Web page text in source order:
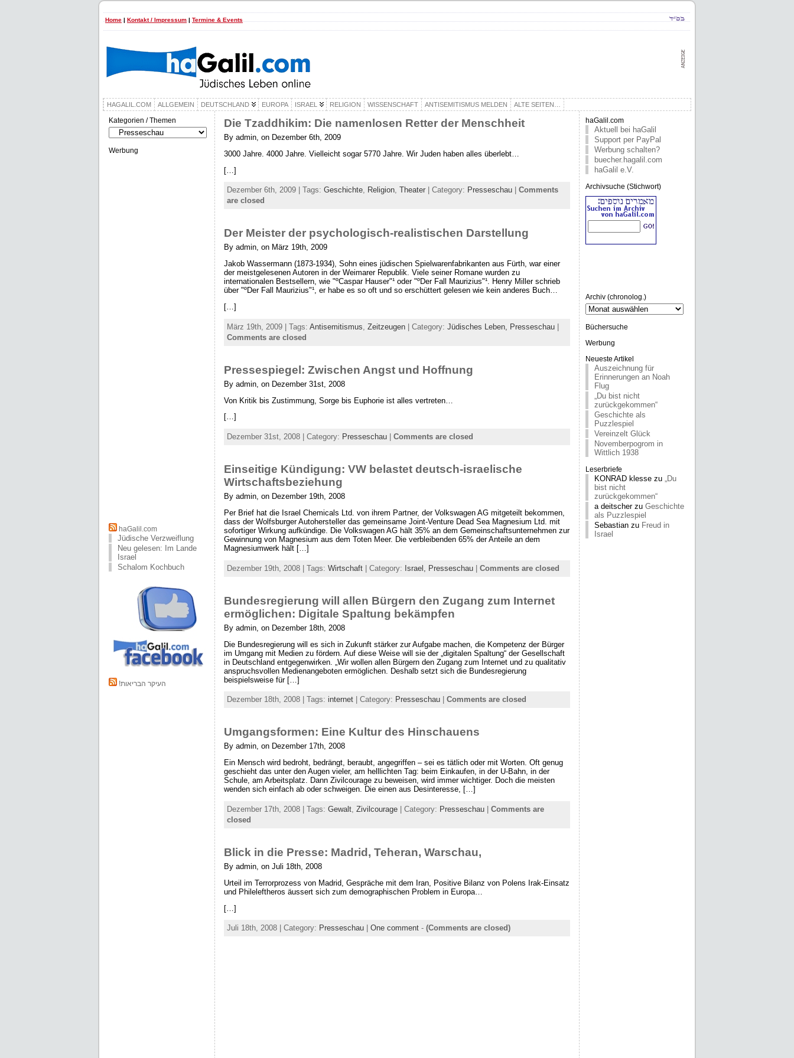
Home | Kontakt / Impressum | Termine & Events
HAGALIL.COM ALLGEMEIN DEUTSCHLAND EUROPA ISRAEL RELIGION WISSENSCHAFT ANTISEMITISMUS MELDEN ALTE SEITEN…
Kategorien / Themen
Kategorien
/
Themen
Werbung
haGalil.com
Jüdische Verzweiflung
Neu gelesen: Im Lande
Israel
Schalom Kochbuch
!העיקר הבריאות
Die Tzaddhikim: Die namenlosen Retter der Menschheit
By admin, on Dezember 6th, 2009
3000 Jahre. 4000 Jahre. Vielleicht sogar 5770 Jahre. Wir Juden haben alles überlebt…
[…]
Dezember 6th, 2009 | Tags: Geschichte, Religion, Theater | Category: Presseschau
Comments
are closed
Der Meister der psychologisch-realistischen Darstellung
By admin, on März 19th, 2009
Jakob Wassermann (1873-1934), Sohn eines jüdischen Spielwarenfabrikanten aus Fürth, war einer
der meistgelesenen Autoren in der Weimarer Republik. Viele seiner Romane wurden zu
internationalen Bestsellern, wie "ºCaspar Hauser"¹ oder "ºDer Fall Maurizius"¹. Henry Miller schrieb
über "ºDer Fall Maurizius"¹, er habe es so oft und so erschüttert gelesen wie kein anderes Buch…
[…]
März 19th, 2009 | Tags: Antisemitismus Zeitzeugen | Category: Jüdisches Leben, Presseschau
Comments are closed
Pressespiegel: Zwischen Angst und Hoffnung
By admin, on Dezember 31st, 2008
Von Kritik bis Zustimmung, Sorge bis Euphorie ist alles vertreten…
[…]
Dezember 31st, 2008 | Category: Presseschau Comments are closed
Einseitige Kündigung: VW belastet deutsch-israelische
Wirtschaftsbeziehung
By admin, on Dezember 19th, 2008
Per Brief hat die Israel Chemicals Ltd. von ihrem Partner, der Volkswagen AG mitgeteilt bekommen,
dass der Wolfsburger Autohersteller das gemeinsame Joint-Venture Dead Sea Magnesium Ltd. mit
sofortiger Wirkung aufkündige. Die Volkswagen AG hält 35% an dem Gemeinschaftsunternehmen zur
Gewinnung von Magnesium aus dem Toten Meer. Die verbleibenden 65% der Anteile an dem
Magnesiumwerk hält […]
Dezember 19th, 2008 | Tags: Wirtschaft | Category: Israel, Presseschau Comments are closed
Bundesregierung will allen Bürgern den Zugang zum Internet
ermöglichen: Digitale Spaltung bekämpfen
By admin, on Dezember 18th, 2008
Die Bundesregierung will es sich in Zukunft stärker zur Aufgabe machen, die Kompetenz der Bürger
im Umgang mit Medien zu fördern. Auf diese Weise will sie der „digitalen Spaltung“ der Gesellschaft
in Deutschland entgegenwirken. „Wir wollen allen Bürgern den Zugang zum Internet und zu qualitativ
anspruchsvollen Medienangeboten ermöglichen. Deshalb setzt sich die Bundesregierung
beispielsweise für […]
Dezember 18th, 2008 | Tags: internet | Category: Presseschau Comments are closed
Umgangsformen: Eine Kultur des Hinschauens
By admin, on Dezember 17th, 2008
Ein Mensch wird bedroht, bedrängt, beraubt, angegriffen – sei es tätlich oder mit Worten. Oft genug
geschieht das unter den Augen vieler, am helllichten Tag: beim Einkaufen, in der U-Bahn, in der
Schule, am Arbeitsplatz. Dann Zivilcourage zu beweisen, wird immer wichtiger. Doch die meisten
wenden sich einfach ab oder schweigen. Die einen aus Desinteresse, […]
Dezember 17th, 2008 | Tags: Gewalt Zivilcourage | Category: Presseschau
Comments are
closed
Blick in die Presse: Madrid, Teheran, Warschau,
By admin, on Juli 18th, 2008
Urteil im Terrorprozess von Madrid, Gespräche mit dem Iran, Positive Bilanz von Polens Irak-Einsatz
und Phileleftheros äussert sich zum demographischen Problem in Europa…
[…]
Juli 18th, 2008 | Category: Presseschau One comment - (Comments are closed)
haGalil.com
Aktuell bei haGalil
Support per PayPal
Werbung schalten?
buecher.hagalil.com
haGalil e.V.
Archivsuche (Stichwort)
Archiv (chronolog.)
Archiv
(chronolog.)
Büchersuche
Werbung
Neueste Artikel
Auszeichnung für
Erinnerungen an Noah
Flug
„Du bist nicht
zurückgekommen“
Geschichte als
Puzzlespiel
Vereinzelt Glück
Novemberpogrom in
Wittlich 1938
Leserbriefe
KONRAD klesse zu „Du
bist nicht
zurückgekommen“
a deitscherzu Geschichte
als Puzzlespiel
Sebastian zu Freud in
Israel